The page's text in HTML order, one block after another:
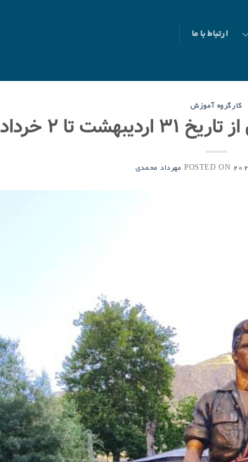
ارتباط با ما
کارگروه آموزش
۲ خرداد ۱۴۰۴
POSTED ON مهرداد محمدی